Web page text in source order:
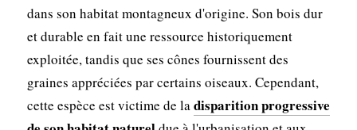
dans son habitat montagneux d'origine. Son bois dur
et durable en fait une ressource historiquement
exploitée, tandis que ses cônes fournissent des
graines appréciées par certains oiseaux. Cependant,
cette espèce est victime de ladisparition progressive